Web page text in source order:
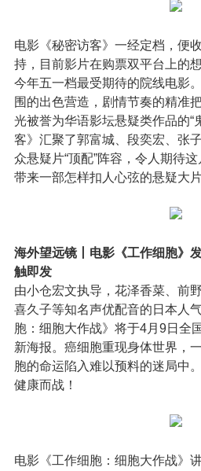
电影《秘密访客》一经定档，便
持，目前影片在购票双平台上的
今年五一档最受期待的院线电影
围的出色营造，剧情节奏的精准
光被誉为华语影坛悬疑类作品的“
客》汇聚了郭富城、段奕宏、张
众悬疑片“顶配”阵容，令人期待
带来一部怎样扣人心弦的悬疑大
海外望远镜丨电影《工作细胞》
触即发
由小仓宏文执导，花泽香菜、前
喜久子等知名声优配音的日本人
胞：细胞大作战》将于4月9日全
新海报。癌细胞重现身体世界，
胞的命运陷入难以预料的迷局中
健康而战！
电影《工作细胞：细胞大作战》